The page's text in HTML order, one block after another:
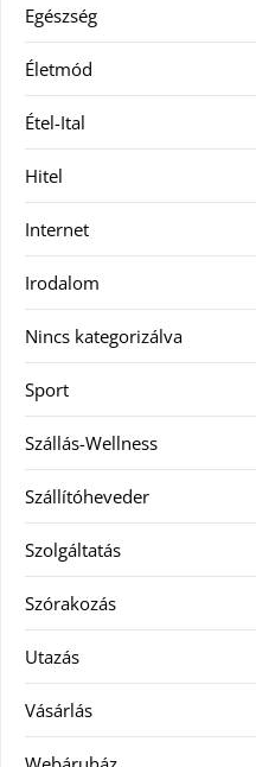
Egészség
Életmód
Étel-Ital
Hitel
Internet
Irodalom
Nincs kategorizálva
Sport
Szállás-Wellness
Szállítóheveder
Szolgáltatás
Szórakozás
Utazás
Vásárlás